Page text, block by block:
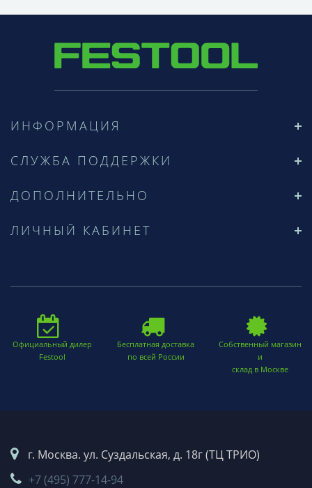
ИНФОРМАЦИЯ
СЛУЖБА ПОДДЕРЖКИ
ДОПОЛНИТЕЛЬНО
ЛИЧНЫЙ КАБИНЕТ
Официальный дилер
Festool
Бесплатная доставка
по всей России
Собственный магазин
и
склад в Москве
г. Москва. ул. Суздальская, д. 18г (ТЦ ТРИО)
+7 (495) 777-14-94